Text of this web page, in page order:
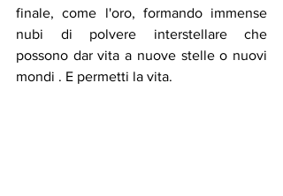
finale, come l'oro, formando immense
nubi di polvere interstellare che
possono dar vita a nuove stelle o nuovi
mondi . E permetti la vita.